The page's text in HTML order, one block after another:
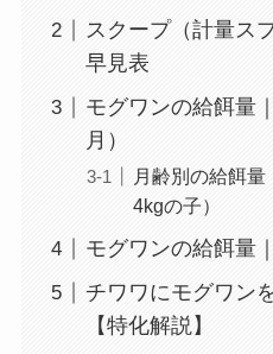
スクープ（計量ス
早見表
モグワンの給餌量
月）
月齢別の給餌
4kgの子）
モグワンの給餌量
チワワにモグワン
【特化解説】